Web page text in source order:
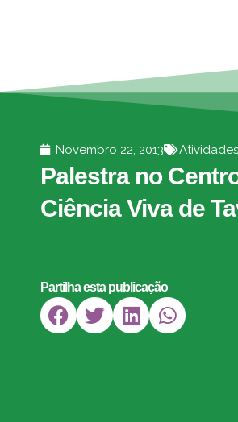
Novembro 22, 2013 Atividades
Palestra no
Ciência Viva de
Partilha esta publicação